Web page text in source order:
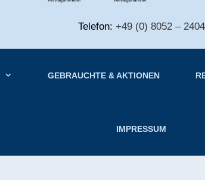
Telefon: +49 (0) 8052 – 2404
GEBRAUCHTE & AKTIONEN
IMPRESSUM